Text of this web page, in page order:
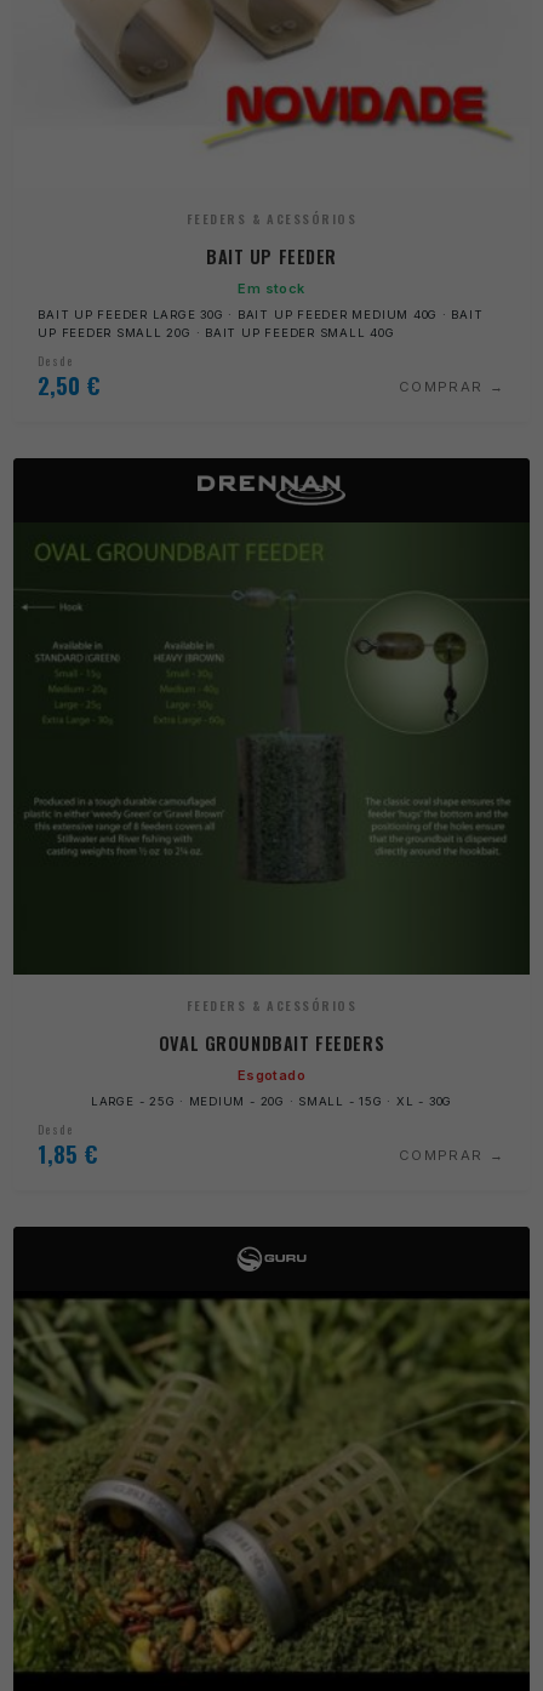
FEEDERS & ACESSÓRIOS
BAIT UP FEEDER
Em stock
BAIT UP FEEDER LARGE 30G · BAIT UP FEEDER MEDIUM 40G · BAIT
UP FEEDER SMALL 20G · BAIT UP FEEDER SMALL 40G
Desde
2,50 € COMPRAR
FEEDERS & ACESSÓRIOS
OVAL GROUNDBAIT FEEDERS
Esgotado
LARGE - 25G · MEDIUM - 20G · SMALL - 15G · XL - 30G
Desde
1,85 € COMPRAR